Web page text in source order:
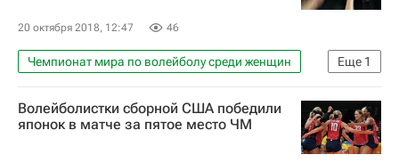
20 октября 2018, 12:47 46
Еще 1
Чемпионат мира по волейболу среди женщин
Волейбол
Волейболистки сборной США победили
японок в матче за пятое место ЧМ